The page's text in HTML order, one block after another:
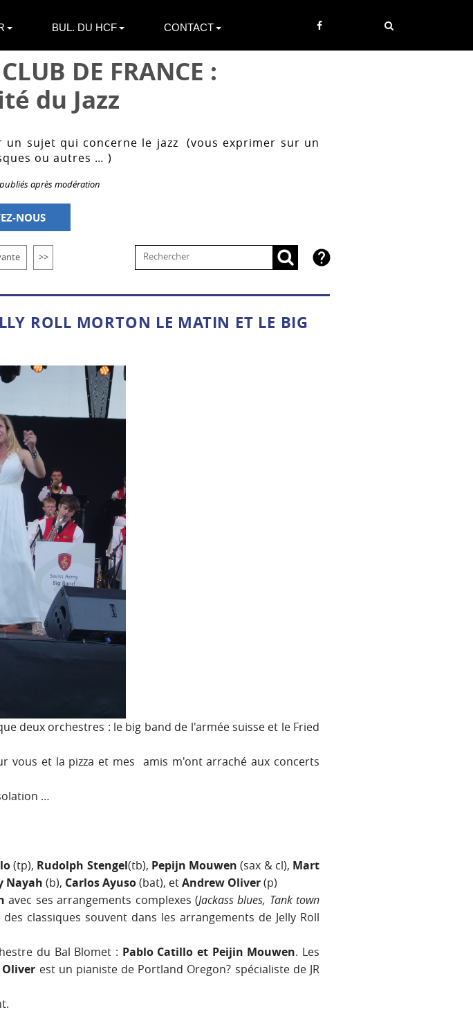
BUL. DU HCF CONTACT
DE FRANCE :
du Jazz
sujet qui concerne le jazz (vous exprimer sur un
ou autres … )
après modération
NOUS
>> 
ROLL MORTON LE MATIN ET LE BIG
deux orchestres : le big band de l'armée suisse et le Fried
vous et la pizza et mes amis m'ont arraché aux concerts
…
(tp), Rudolph Stengel(tb), Pepijn Mouwen(sax & cl), Mart
Nayah (b), Carlos Ayuso(bat), etAndrew Oliver(p)
avec ses arrangements complexes (Jackass blues, Tank town
classiques souvent dans les arrangements de Jelly Roll
du Bal Blomet : Pablo Catillo et Peijin Mouwen. Les
est un pianiste de Portland Oregon? spécialiste de JR